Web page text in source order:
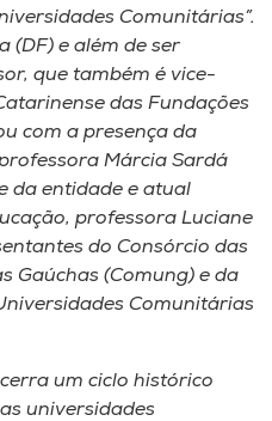
Comunitárias”.
(DF) e além de ser
que também é vice-
das Fundações
com a presença da
Márcia Sardá
da entidade e atual
professora Luciane
do Consórcio das
Gaúchas (Comung) e da
Comunitárias
um ciclo histórico
universidades